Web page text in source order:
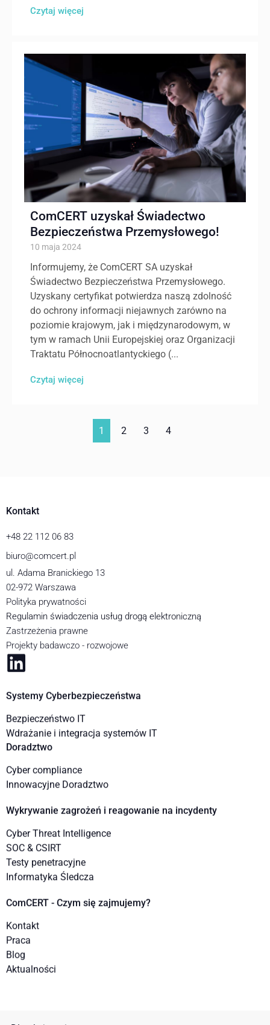
Czytaj więcej
ComCERT uzyskał Świadectwo
Bezpieczeństwa Przemysłowego!
10 maja 2024
Informujemy, że ComCERT SA uzyskał
Świadectwo Bezpieczeństwa Przemysłowego.
Uzyskany certyfikat potwierdza naszą zdolność
do ochrony informacji niejawnych zarówno na
poziomie krajowym, jak i międzynarodowym, w
tym w ramach Unii Europejskiej oraz Organizacji
Traktatu Północnoatlantyckiego (...
Czytaj więcej
1 2 3 4
Kontakt
+48 22 112 06 83
biuro@comcert.pl
ul. Adama Branickiego 13
02-972 Warszawa
Polityka prywatności
Regulamin świadczenia usług drogą elektroniczną
Zastrzeżenia prawne
Projekty badawczo - rozwojowe
Systemy Cyberbezpieczeństwa
Bezpieczeństwo IT
Wdrażanie i integracja systemów IT
Doradztwo
Cyber compliance
Innowacyjne Doradztwo
Wykrywanie zagrożeń i reagowanie na incydenty
Cyber Threat Intelligence
SOC & CSIRT
Testy penetracyjne
Informatyka Śledcza
ComCERT - Czym się zajmujemy?
Kontakt
Praca
Blog
Aktualności